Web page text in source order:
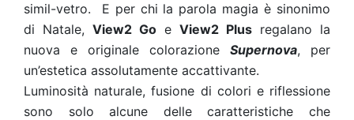
simil-vetro. E per chi la parola magia è sinonimo
di Natale, View2 Go e View2 Plus regalano la
nuova e originale colorazione Supernova, per
un’estetica assolutamente accattivante.
Luminosità naturale, fusione di colori e riflessione
sono solo alcune delle caratteristiche che